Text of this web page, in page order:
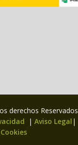
derechos Reservados
| Aviso Legal |
Cookies